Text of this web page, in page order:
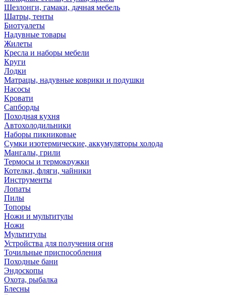
Шезлонги, гамаки, дачная мебель
Шатры, тенты
Биотуалеты
Надувные товары
Жилеты
Кресла и наборы мебели
Круги
Лодки
Матрацы, надувные коврики и подушки
Насосы
Кровати
Сапборды
Походная кухня
Автохолодильники
Наборы пикниковые
Сумки изотермические, аккумуляторы холода
Мангалы, грили
Термосы и термокружки
Котелки, фляги, чайники
Инструменты
Лопаты
Пилы
Топоры
Ножи и мультитулы
Ножи
Мультитулы
Устройства для получения огня
Точильные приспособления
Походные бани
Эндоскопы
Охота, рыбалка
Блесны